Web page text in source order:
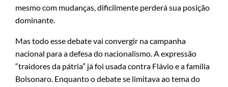
mesmo com mudanças, dificilmente perderá sua posição
dominante.
Mas todo esse debate vai convergir na campanha
nacional para a defesa do nacionalismo. A expressão
“traidores da pátria” já foi usada contra Flávio e a família
Bolsonaro. Enquanto o debate se limitava ao tema do